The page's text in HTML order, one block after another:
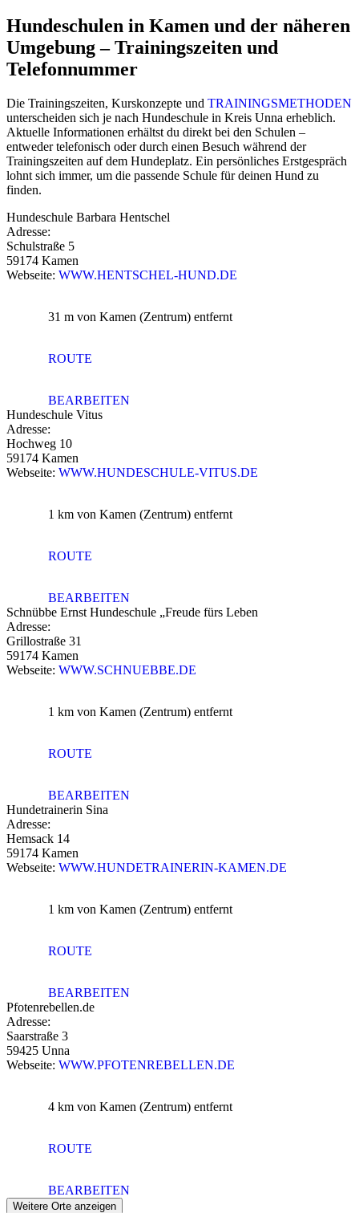
Hundeschulen in Kamen und der näheren
Umgebung – Trainingszeiten und
Telefonnummer
Die Trainingszeiten, Kurskonzepte und TRAININGSMETHODEN
unterscheiden sich je nach Hundeschule in Kreis Unna erheblich.
Aktuelle Informationen erhältst du direkt bei den Schulen –
entweder telefonisch oder durch einen Besuch während der
Trainingszeiten auf dem Hundeplatz. Ein persönliches Erstgespräch
lohnt sich immer, um die passende Schule für deinen Hund zu
finden.
Hundeschule Barbara Hentschel
Adresse:
Schulstraße 5
59174 Kamen
Webseite: WWW.HENTSCHEL-HUND.DE
31 m von Kamen (Zentrum) entfernt
ROUTE
BEARBEITEN
Hundeschule Vitus
Adresse:
Hochweg 10
59174 Kamen
Webseite: WWW.HUNDESCHULE-VITUS.DE
1 km von Kamen (Zentrum) entfernt
ROUTE
BEARBEITEN
Schnübbe Ernst Hundeschule „Freude fürs Leben
Adresse:
Grillostraße 31
59174 Kamen
Webseite: WWW.SCHNUEBBE.DE
1 km von Kamen (Zentrum) entfernt
ROUTE
BEARBEITEN
Hundetrainerin Sina
Adresse:
Hemsack 14
59174 Kamen
Webseite: WWW.HUNDETRAINERIN-KAMEN.DE
1 km von Kamen (Zentrum) entfernt
ROUTE
BEARBEITEN
Pfotenrebellen.de
Adresse:
Saarstraße 3
59425 Unna
Webseite: WWW.PFOTENREBELLEN.DE
4 km von Kamen (Zentrum) entfernt
ROUTE
BEARBEITEN
Weitere Orte anzeigen